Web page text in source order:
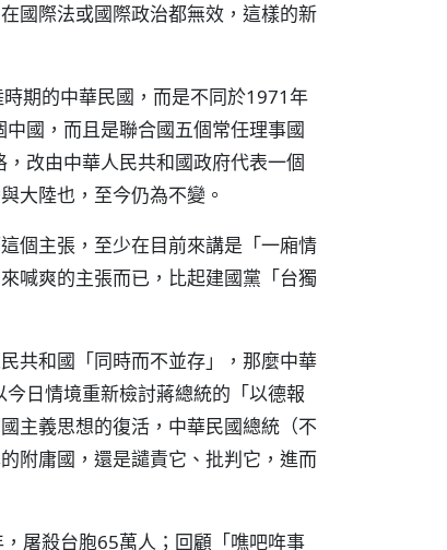
國際法或國際政治都無效，這樣的新
期的中華民國，而是不同於1971年
國，而且是聯合國五個常任理事國
改由中華人民共和國政府代表一個
大陸也，至今仍為不變。
個主張，至少在目前來講是「一廂情
喊爽的主張而已，比起建國黨「台獨
共和國「同時而不並存」，那麼中華
日情境重新檢討蔣總統的「以德報
主義思想的復活，中華民國總統（不
附庸國，還是譴責它、批判它，進而
屠殺台胞65萬人；回顧「噍吧哖事